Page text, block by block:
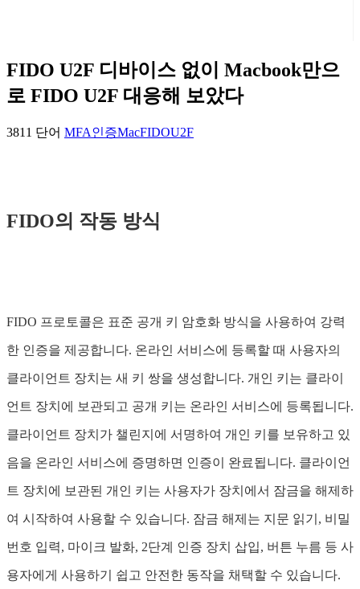
FIDO U2F 디바이스 없이 Macbook만으
로 FIDO U2F 대응해 보았다
3811 단어 MFA인증MacFIDOU2F
FIDO의 작동 방식
FIDO 프로토콜은 표준 공개 키 암호화 방식을 사용하여 강력
한 인증을 제공합니다. 온라인 서비스에 등록할 때 사용자의
클라이언트 장치는 새 키 쌍을 생성합니다. 개인 키는 클라이
언트 장치에 보관되고 공개 키는 온라인 서비스에 등록됩니다.
클라이언트 장치가 챌린지에 서명하여 개인 키를 보유하고 있
음을 온라인 서비스에 증명하면 인증이 완료됩니다. 클라이언
트 장치에 보관된 개인 키는 사용자가 장치에서 잠금을 해제하
여 시작하여 사용할 수 있습니다. 잠금 해제는 지문 읽기, 비밀
번호 입력, 마이크 발화, 2단계 인증 장치 삽입, 버튼 누름 등 사
용자에게 사용하기 쉽고 안전한 동작을 채택할 수 있습니다.